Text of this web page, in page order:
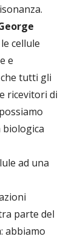
cellule
e
tutti gli
ricevitori di
biologica
ad una
parte del
abbiamo